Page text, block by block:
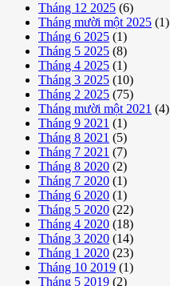
Tháng 12 2025 (6)
Tháng mười một 2025 (1)
Tháng 6 2025 (1)
Tháng 5 2025 (8)
Tháng 4 2025 (1)
Tháng 3 2025 (10)
Tháng 2 2025 (75)
Tháng mười một 2021 (4)
Tháng 9 2021 (1)
Tháng 8 2021 (5)
Tháng 7 2021 (7)
Tháng 8 2020 (2)
Tháng 7 2020 (1)
Tháng 6 2020 (1)
Tháng 5 2020 (22)
Tháng 4 2020 (18)
Tháng 3 2020 (14)
Tháng 1 2020 (23)
Tháng 10 2019 (1)
Tháng 5 2019 (2)